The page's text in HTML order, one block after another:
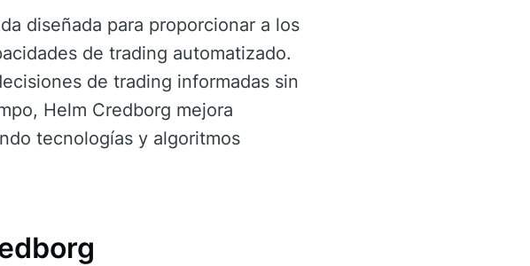
diseñada para proporcionar a los
de trading automatizado.
de trading informadas sin
Helm Credborg mejora
tecnologías y algoritmos